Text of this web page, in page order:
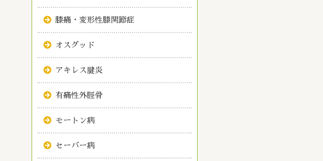
膝痛・変形性膝関節症
オスグッド
アキレス腱炎
有痛性外脛骨
モートン病
セーバー病